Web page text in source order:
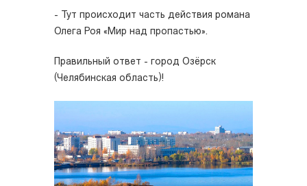
- Тут происходит часть действия романа
Олега Роя «Мир над пропастью».
Правильный ответ - город Озёрск
(Челябинская область)!